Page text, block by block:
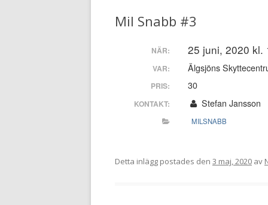
NYBÖRJARE
MEDLEMSANSÖKAN
KONTAKT
Mil Snabb #3
NÄR: 25 juni, 2020 kl.
VAR: Älgsjöns
PRIS: 30
KONTAKT: Stefan Jansson
MILSNABB
Detta inlägg postades den 3 maj, 2020 av